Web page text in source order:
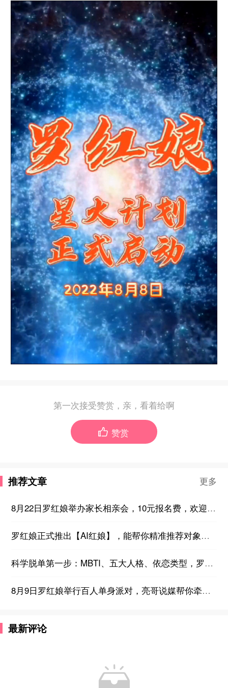
第一次接受赞赏，亲，看着给啊
 赞赏
推荐文章 更多
8月22日罗红娘举办家长相亲会，10元报名费，欢迎想帮子女找对象的家长们参加~
罗红娘正式推出【AI红娘】，能帮你精准推荐对象，24小时在线答疑，不厌其烦教你如何脱单！
科学脱单第一步：MBTI、五大人格、依恋类型，罗红娘推出免费性格测评！
8月9日罗红娘举行百人单身派对，亮哥说媒帮你牵线，现场公开400多个会员联系方式，欢迎新老会员报名！
最新评论
